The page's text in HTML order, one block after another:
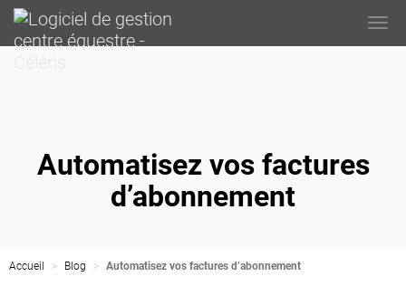
Automatisez vos factures
d’abonnement
Accueil Blog Automatisez vos factures d’abonnement